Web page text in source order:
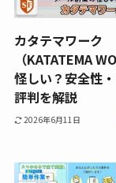
カタテマワーク
（KATATEMA
怪しい？安全性
評判を解説
2026年6月11日